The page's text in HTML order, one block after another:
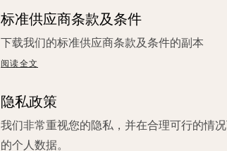
标准供应商条款及条件
下载我们的标准供应商条款及条件的副本
阅读全文
隐私政策
我们非常重视您的隐私，并在合理可行的情
的个人数据。